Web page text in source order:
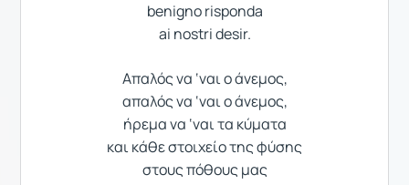
benigno risponda
ai nostri desir.
Απαλός να ‘ναι ο άνεμος,
απαλός να ‘ναι ο άνεμος,
ήρεμα να ‘ναι τα κύματα
και κάθε στοιχείο της φύσης
στους πόθους μας